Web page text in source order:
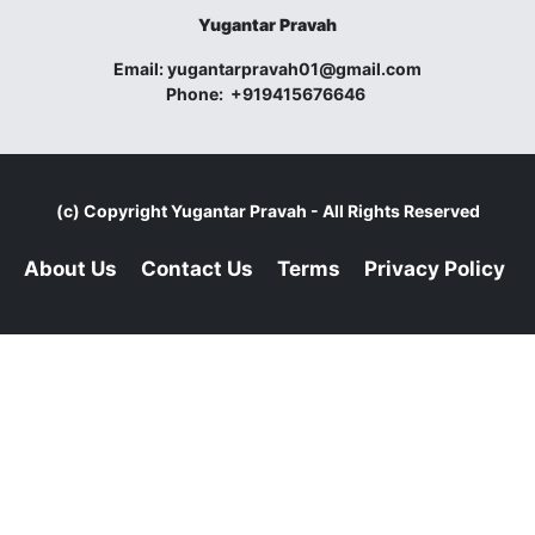
Yugantar Pravah
Email:yugantarpravah01@gmail.com
Phone: +919415676646
(c) CopyrightYugantar Pravah - All Rights Reserved
About Us Contact Us Terms Privacy Policy